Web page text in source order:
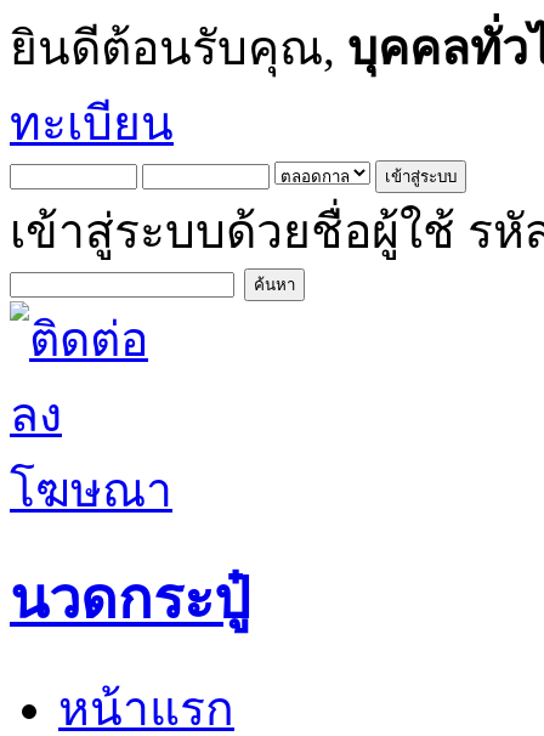
ยินดีต้อนรับคุณ, บุคคลทั่ว
ทะเบียน
เข้าสู่ระบบด้วยชื่อผู้ใช้ รหั
นวดกระปู๋
หน้าแรก